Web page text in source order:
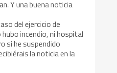
Y una buena noticia
del ejercicio de
incendio, ni hospital
si he suspendido
la noticia en la